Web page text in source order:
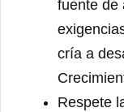
fuente de
cría a
Respete